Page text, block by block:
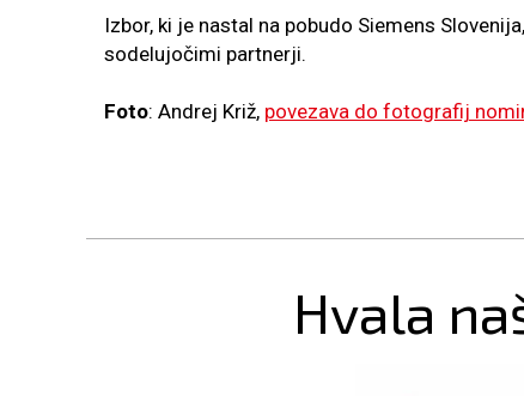
Izbor, ki je nastal na pobudo Siemens
sodelujočimi partnerji.
Foto: Andrej Križ, povezava do fotografij
Hvala